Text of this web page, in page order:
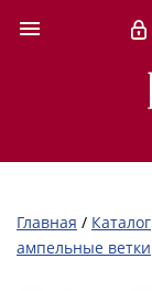
Главная / Каталог
ампельные ветки